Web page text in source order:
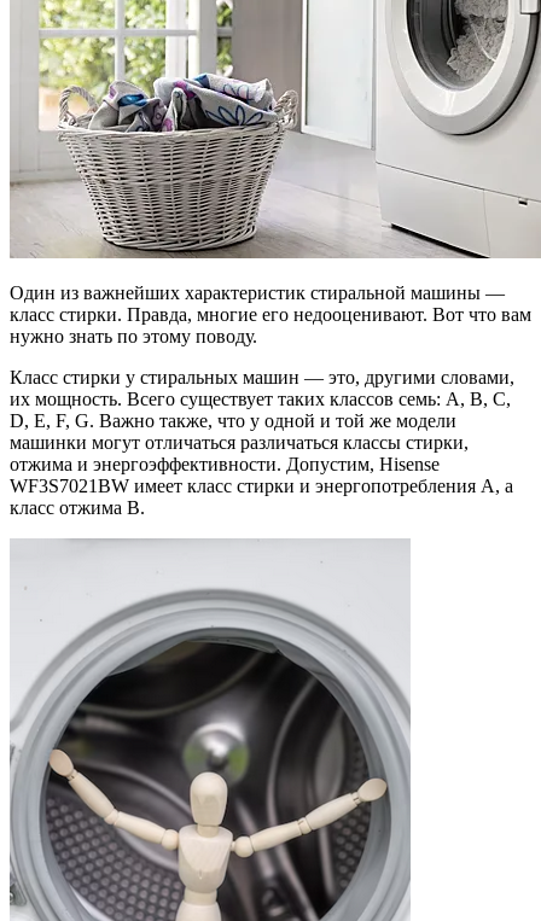
Один из важнейших характеристик стиральной машины —
класс стирки. Правда, многие его недооценивают. Вот что вам
нужно знать по этому поводу.
Класс стирки у стиральных машин — это, другими словами,
их мощность. Всего существует таких классов семь: A, B, C,
D, E, F, G. Важно также, что у одной и той же модели
машинки могут отличаться различаться классы стирки,
отжима и энергоэффективности. Допустим, Hisense
WF3S7021BW имеет класс стирки и энергопотребления А, а
класс отжима B.